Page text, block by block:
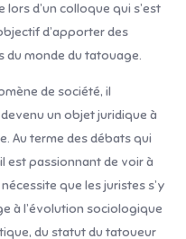
d’un colloque qui s’est
d’apporter des
du monde du tatouage.
de société, il
un objet juridique à
Au terme des débats qui
est passionnant de voir à
que les juristes s’y
à l’évolution sociologique
du statut du tatoueur